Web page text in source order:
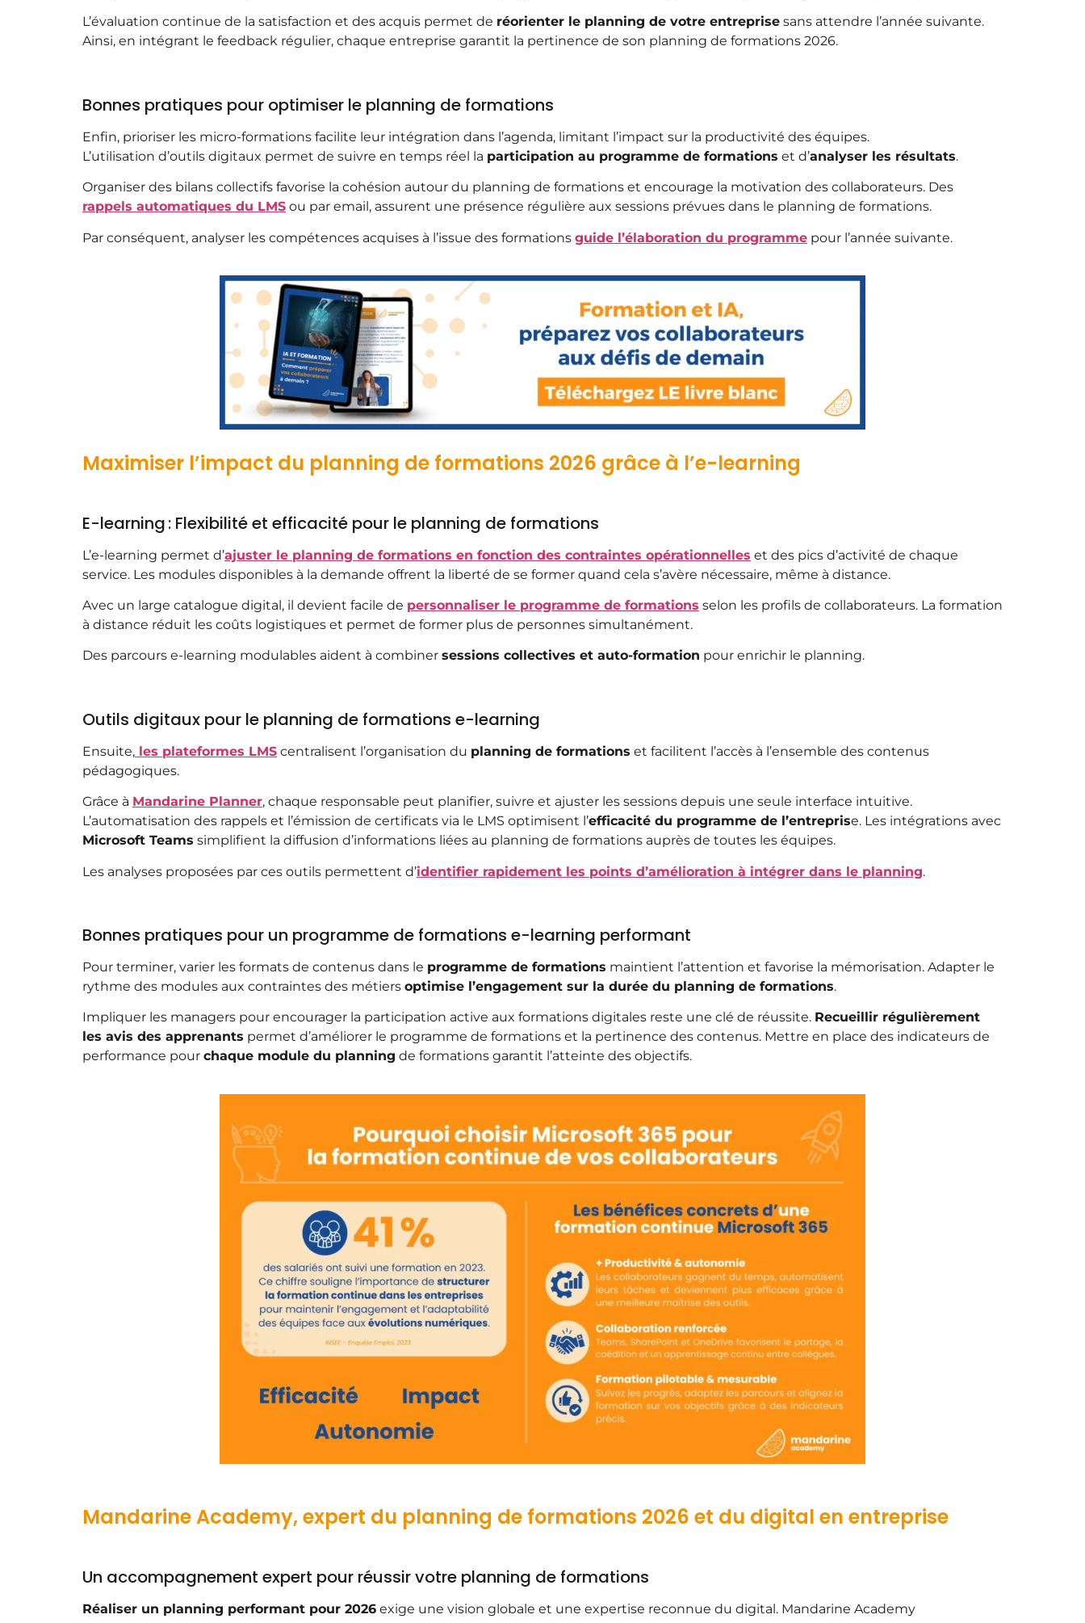
L’évaluation continue de la satisfaction et des acquis permet de réorienter le planning de votre entreprise sans attendre l’année suivante.
Ainsi, en intégrant le feedback régulier, chaque entreprise garantit la pertinence de son planning de formations 2026.
Bonnes pratiques pour optimiser le planning de formations
Enfin, prioriser les micro-formations facilite leur intégration dans l’agenda, limitant l’impact sur la productivité des équipes.
L’utilisation d’outils digitaux permet de suivre en temps réel la participation au programme de formations et d’analyser les résultats.
Organiser des bilans collectifs favorise la cohésion autour du planning de formations et encourage la motivation des collaborateurs. Des
rappels automatiques du LMS ou par email, assurent une présence régulière aux sessions prévues dans le planning de formations.
Par conséquent, analyser les compétences acquises à l’issue des formations guide l’élaboration du programme pour l’année suivante.
Maximiser l’impact du planning de formations 2026 grâce à l’e-learning
E-learning : Flexibilité et efficacité pour le planning de formations
L’e-learning permet d’ajuster le planning de formations en fonction des contraintes opérationnelles et des pics d’activité de chaque
service. Les modules disponibles à la demande offrent la liberté de se former quand cela s’avère nécessaire, même à distance.
Avec un large catalogue digital, il devient facile de personnaliser le programme de formations selon les profils de collaborateurs. La formation
à distance réduit les coûts logistiques et permet de former plus de personnes simultanément.
Des parcours e-learning modulables aident à combiner sessions collectives et auto-formation pour enrichir le planning.
Outils digitaux pour le planning de formations e-learning
Ensuite, les plateformes LMS centralisent l’organisation du planning de formations et facilitent l’accès à l’ensemble des contenus
pédagogiques.
Grâce à Mandarine Planner, chaque responsable peut planifier, suivre et ajuster les sessions depuis une seule interface intuitive.
L’automatisation des rappels et l’émission de certificats via le LMS optimisent l’efficacité du programme de l’entreprise. Les intégrations avec
Microsoft Teams simplifient la diffusion d’informations liées au planning de formations auprès de toutes les équipes.
Les analyses proposées par ces outils permettent d’identifier rapidement les points d’amélioration à intégrer dans le planning.
Bonnes pratiques pour un programme de formations e-learning performant
Pour terminer, varier les formats de contenus dans le programme de formations maintient l’attention et favorise la mémorisation. Adapter le
rythme des modules aux contraintes des métiers optimise l’engagement sur la durée du planning de formations.
Impliquer les managers pour encourager la participation active aux formations digitales reste une clé de réussite. Recueillir régulièrement
les avis des apprenants permet d’améliorer le programme de formations et la pertinence des contenus. Mettre en place des indicateurs de
performance pour chaque module du planning de formations garantit l’atteinte des objectifs.
Mandarine Academy, expert du planning de formations 2026 et du digital en entreprise
Un accompagnement expert pour réussir votre planning de formations
Réaliser un planning performant pour 2026 exige une vision globale et une expertise reconnue du digital. Mandarine Academy